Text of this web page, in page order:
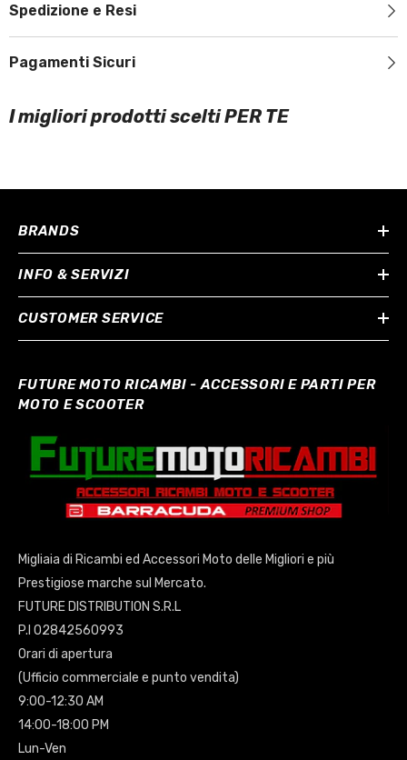
Spedizione e Resi
Pagamenti Sicuri
I migliori prodotti scelti PER TE
BRANDS
INFO & SERVIZI
CUSTOMER SERVICE
FUTURE MOTO RICAMBI - ACCESSORI E PARTI PER
MOTO E SCOOTER
Migliaia di Ricambi ed Accessori Moto delle Migliori e più
Prestigiose marche sul Mercato.
FUTURE DISTRIBUTION S.R.L
P.I 02842560993
Orari di apertura
(Ufficio commerciale e punto vendita)
9:00-12:30 AM
14:00-18:00 PM
Lun-Ven